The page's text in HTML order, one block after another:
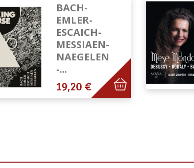
BACH-
EMLER-
ESCAICH-
MESSIAEN-
NAEGELEN
-...
19,20 €